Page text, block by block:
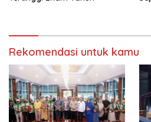
Rekomendasi untuk kamu